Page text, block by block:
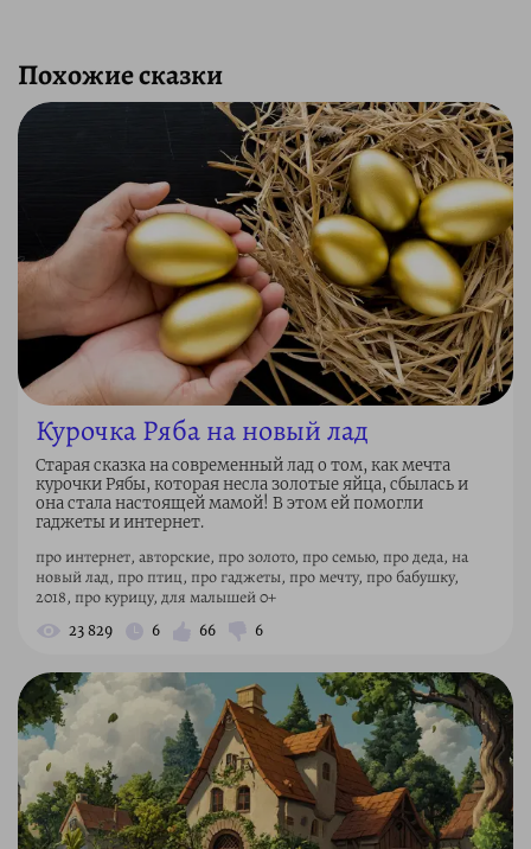
Похожие сказки
Курочка Ряба на новый лад
Старая сказка на современный лад о том, как мечта
курочки Рябы, которая несла золотые яйца, сбылась и
она стала настоящей мамой! В этом ей помогли
гаджеты и интернет.
про интернет, авторские, про золото, про семью, про деда, на
новый лад, про птиц, про гаджеты, про мечту, про бабушку,
2018, про курицу, для малышей 0+
23 829 6 66 6